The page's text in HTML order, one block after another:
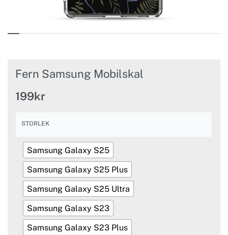
Fern Samsung Mobilskal
199kr
STORLEK
Samsung Galaxy S25
Samsung Galaxy S25 Plus
Samsung Galaxy S25 Ultra
Samsung Galaxy S23
Samsung Galaxy S23 Plus